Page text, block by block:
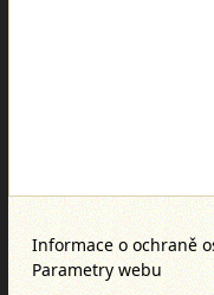
Informace o ochraně
Parametry webu